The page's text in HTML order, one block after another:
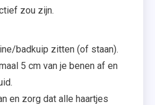
zou zijn.
badkuip zitten (of staan).
5 cm van je benen af en
en zorg dat alle haartjes